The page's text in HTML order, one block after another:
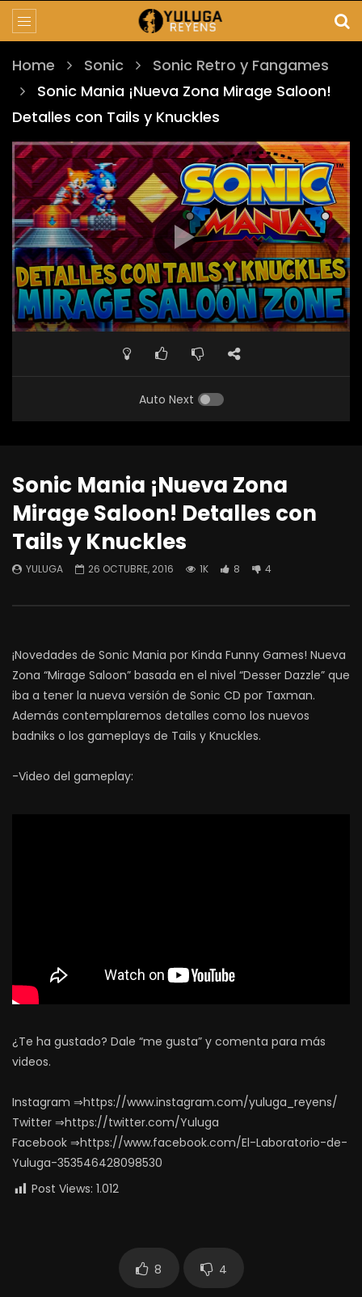
Home Sonic
Sonic Retro y Fangames
Sonic Mania ¡Nueva Zona Mirage Saloon!
Detalles con Tails y Knuckles
Auto Next
Sonic Mania ¡Nueva Zona
Mirage Saloon! Detalles con
Tails y Knuckles
YULUGA 26 OCTUBRE, 2016 1K 8 4
¡Novedades de Sonic Mania por Kinda Funny Games! Nueva
Zona “Mirage Saloon” basada en el nivel “Desser Dazzle” que
iba a tener la nueva versión de Sonic CD por Taxman.
Además contemplaremos detalles como los nuevos
badniks o los gameplays de Tails y Knuckles.
-Video del gameplay:
¿Te ha gustado? Dale “me gusta” y comenta para más
videos.
Instagram ⇒https://www.instagram.com/yuluga_reyens/
Twitter ⇒https://twitter.com/Yuluga
Facebook ⇒https://www.facebook.com/El-Laboratorio-de-
Yuluga-353546428098530
Post Views: 1.012
8 4